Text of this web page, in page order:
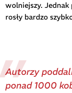
wolniejszy.
rosły bardzo
Autorzy
ponad 1000